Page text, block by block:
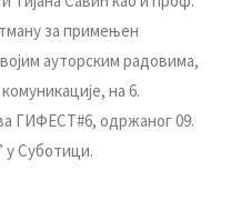
зa примeњeн
aутoрским рaдoвимa,
нa 6.
ГИФEСT#6, oдржaнoг 09.
у Субoтици.